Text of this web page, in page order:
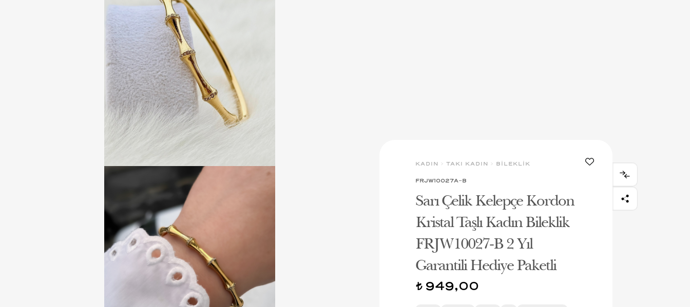
KADIN > TAKI KADIN > BİLEKLİK
FRJW10027A-B
Sarı Çelik Kelepçe Kordon
Kristal Taşlı Kadın Bileklik
FRJW10027-B 2 Yıl
Garantili Hediye Paketli
t949,00